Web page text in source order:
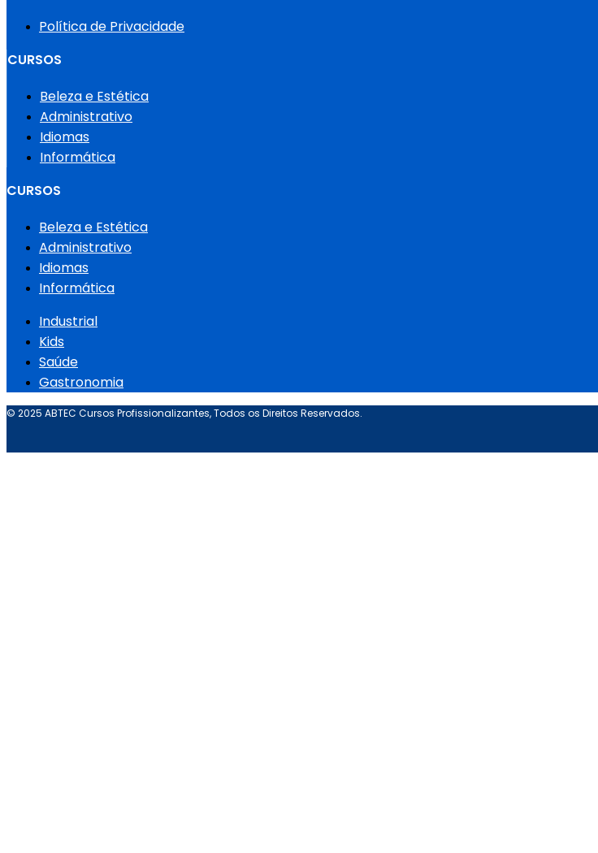
Política de Privacidade
CURSOS
Beleza e Estética
Administrativo
Idiomas
Informática
CURSOS
Beleza e Estética
Administrativo
Idiomas
Informática
Industrial
Kids
Saúde
Gastronomia
© 2025 ABTEC Cursos Profissionalizantes, Todos os Direitos Reservados.